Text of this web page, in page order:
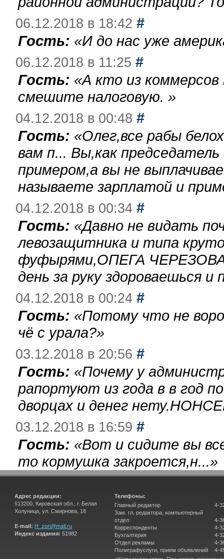
06.12.2018 в 18:42 #
Гость: «И до нас уже
06.12.2018 в 11:25 #
Гость: «А кто из
смешите налоговую. »
04.12.2018 в 00:48 #
Гость: «Олег,все рабы
вам п... Вы,как
примером,а вы не
называете зарплатой и
04.12.2018 в 00:34 #
Гость: «Давно не видать
левозащитника и типа
фуфырями,ОПЕГА
день за руку здороваешься
04.12.2018 в 00:24 #
Гость: «Потому что не
чё с урала?»
03.12.2018 в 20:56 #
Гость: «Почему у
рапортуют из года в в год
дворцах и денег
03.12.2018 в 16:59 #
Гость: «Вот и сидите вы
то кормушка закроется,н...»
Адрес редакции:
613200, Кировская обл., г. Белая
Холуница, ул. Смирнова, 18
E-mail: H_zori@mail.ru
Индекс издания: 51982
Телефоны:
Главный редактор
Зам. гл. редактора, компьютерный
отдел
Корреспонденты
Бухгалтерия
Отдел рекламы
Полиграфуслуги, прием объявлений
4-
4-
4-
4-
4-
4-